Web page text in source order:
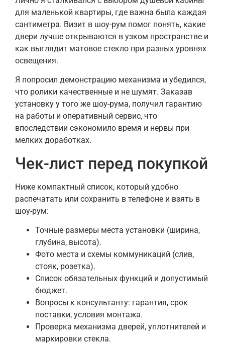
для маленькой квартиры, где важна была каждая
сантиметра. Визит в шоу-рум помог понять, какие
двери лучше открываются в узком пространстве и
как выглядит матовое стекло при разных уровнях
освещения.
Я попросил демонстрацию механизма и убедился,
что ролики качественные и не шумят. Заказав
установку у того же шоу-рума, получил гарантию
на работы и оперативный сервис, что
впоследствии сэкономило время и нервы при
мелких доработках.
Чек-лист перед покупкой
Ниже компактный список, который удобно
распечатать или сохранить в телефоне и взять в
шоу-рум:
Точные размеры места установки (ширина,
глубина, высота).
Фото места и схемы коммуникаций (слив,
стояк, розетка).
Список обязательных функций и допустимый
бюджет.
Вопросы к консультанту: гарантия, срок
поставки, условия монтажа.
Проверка механизма дверей, уплотнителей и
маркировки стекла.